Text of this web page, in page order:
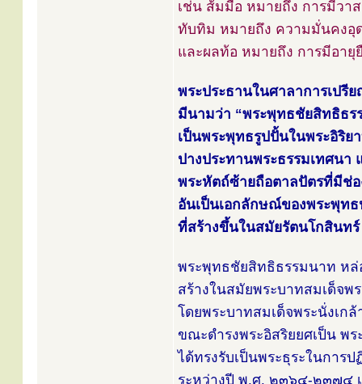
เช่น ส้มมือ หมายถึง การมีวา
ทับทิม หมายถึง ความมั่นคง
และผลท้อ หมายถึง การมีอายุ
พระประธานในศาลาการเปรี
มีนามว่า “พระพุทธชัยสิทธิธร
เป็นพระพุทธรูปปั้นในพระอิริ
ปางประทานพระธรรมเทศน
พระหัตถ์ซ้ายถือตาลปัตรที่มีช่อ
อันเป็นเอกลักษณ์ของพระพุท
ที่สร้างขึ้นในสมัยรัตนโกสินทร์
พระพุทธชัยสิทธิธรรมนาท ห
สร้างในสมัยพระบาทสมเด็จ
โดยพระบาทสมเด็จพระนั่งเก
ขณะดำรงพระอิสริยยศเป็น พ
ได้ทรงรับเป็นพระธุระในการ
ระหว่างปี พ.ศ. ๒๓๖๔-๒๓๗๔